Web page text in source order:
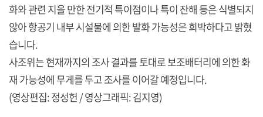
화와 관련 지을 만한 전기적 특이점이나 특이 잔해 등은 식별되지
않아 항공기 내부 시설물에 의한 발화 가능성은 희박하다고 밝혔
습니다.
사조위는 현재까지의 조사 결과를 토대로 보조배터리에 의한 화
재 가능성에 무게를 두고 조사를 이어갈 예정입니다.
(영상편집: 정성헌 / 영상그래픽: 김지영)